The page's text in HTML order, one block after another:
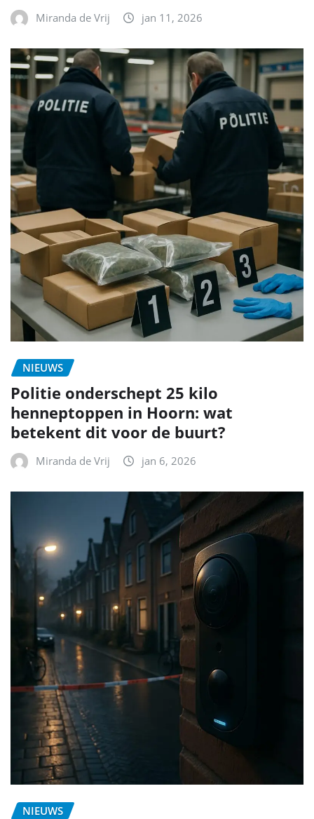
Miranda de Vrij jan 11, 2026
NIEUWS
Politie onderschept 25 kilo
henneptoppen in Hoorn: wat
betekent dit voor de buurt?
Miranda de Vrij jan 6, 2026
NIEUWS